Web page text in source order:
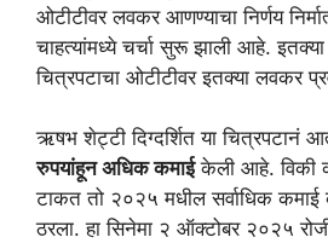
ओटीटीवर लवकर आणण्याचा निर्णय
चाहत्यांमध्ये चर्चा सुरू झाली आहे.
चित्रपटाचा ओटीटीवर इतक्या लवकर
ऋषभ शेट्टी दिग्दर्शित या चित्रपटानं
रुपयांहून अधिक कमाईकेली आहे. विकी
टाकत तो २०२५ मधील सर्वाधिक कमाई
ठरला. हा सिनेमा २ ऑक्टोबर २०२५